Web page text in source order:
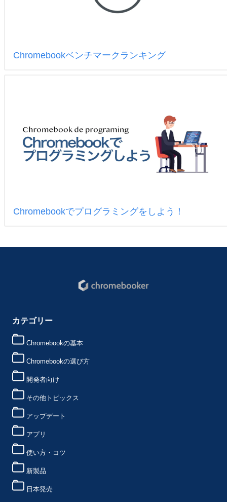
Chromebookベンチマークランキング
Chromebookでプログラミングをしよう！
カテゴリー
Chromebookの基本
Chromebookの選び方
開発者向け
その他トピックス
アップデート
アプリ
使い方・コツ
新製品
日本発売